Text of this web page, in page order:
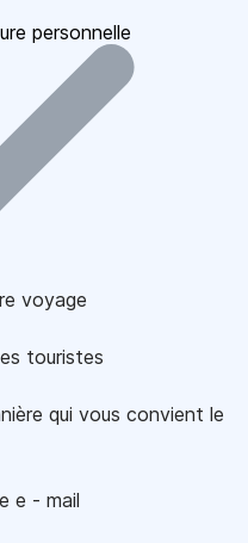
personnelle
voyage
touristes
qui vous convient le
e - mail